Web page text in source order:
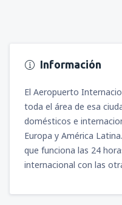
Información
El Aeropuerto
toda el área de esa
domésticos e
Europa y América
que funciona las 24
internacional con las